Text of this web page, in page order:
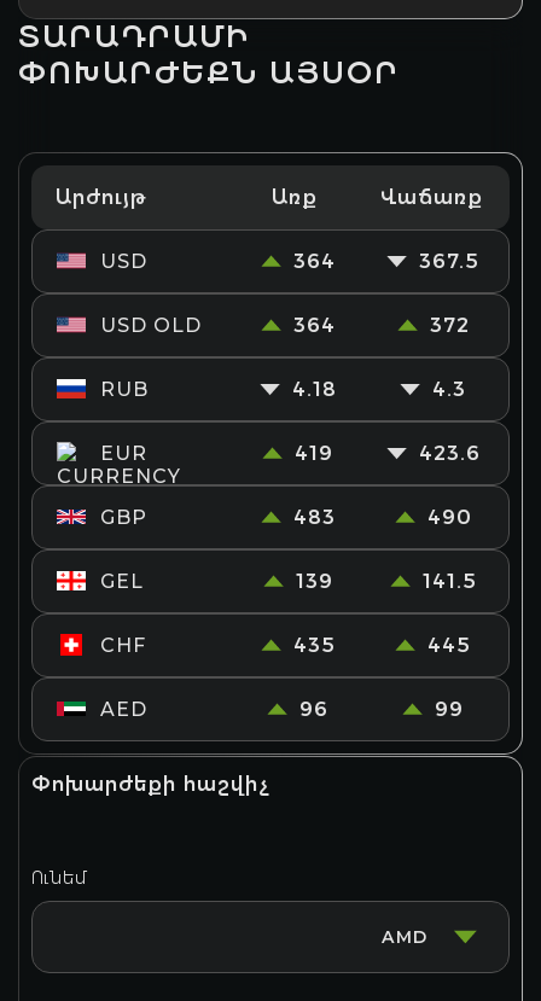
ՏԱՐԱԴՐԱՄԻ
ՓՈԽԱՐԺԵՔՆ ԱՅՍՕՐ
Փոխարժեքի հաշվիչ
Ունեմ
AMD
Արժույթ Առք Վաճառք
USD 364 367.5
USD OLD 364 372
RUB 4.18 4.3
EUR 419 423.6
GBP 483 490
GEL 139 141.5
CHF 435 445
AED 96 99